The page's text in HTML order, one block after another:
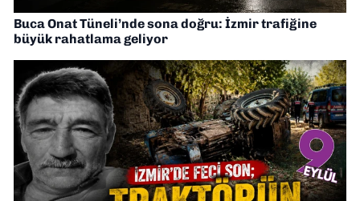
Buca Onat Tüneli’nde sona doğru: İzmir trafiğine
büyük rahatlama geliyor